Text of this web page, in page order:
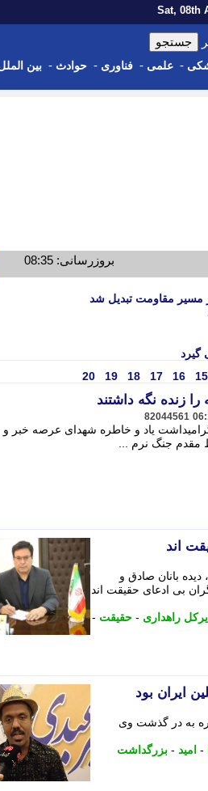
- علمی - فناوری - حوادث - بین
بروزرسانی: 08:35
مسیر مقاومت تبدیل شد
گیرد
15
16
17
18
19
20
82044561
17 مرداد، روز خبرنگار، با گرامیداشت یاد و خاطره شهدای عرصه
مقدم جنگ نرم ...
اند
بانان صادق و
بی ادعای حقیقت اند
راهداری - حقیقت -
ایران بود
به در گذشت وی
- امید - بزرگداشت